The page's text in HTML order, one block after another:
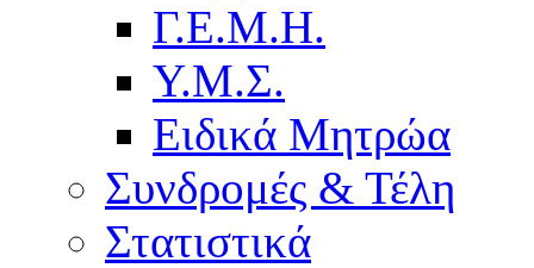
Γ.Ε.Μ.Η.
Υ.Μ.Σ.
Ειδικά Μητρώα
Συνδρομές & Τέλη
Στατιστικά